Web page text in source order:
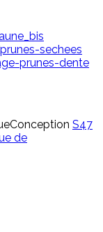
Conception S47
de